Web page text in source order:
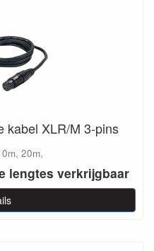
kabel XLR/M 3-pins
20m,
lengtes verkrijgbaar